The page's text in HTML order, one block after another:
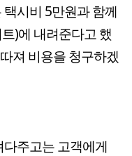
시비 5만원과 함께
)에 내려준다고 했
져 비용을 청구하겠
주고는 고객에게